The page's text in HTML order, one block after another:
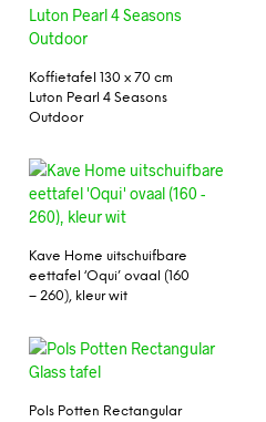
Koffietafel 130 x 70 cm
Luton Pearl 4 Seasons
Outdoor
Kave Home uitschuifbare
eettafel ‘Oqui’ ovaal (160
– 260), kleur wit
Pols Potten Rectangular